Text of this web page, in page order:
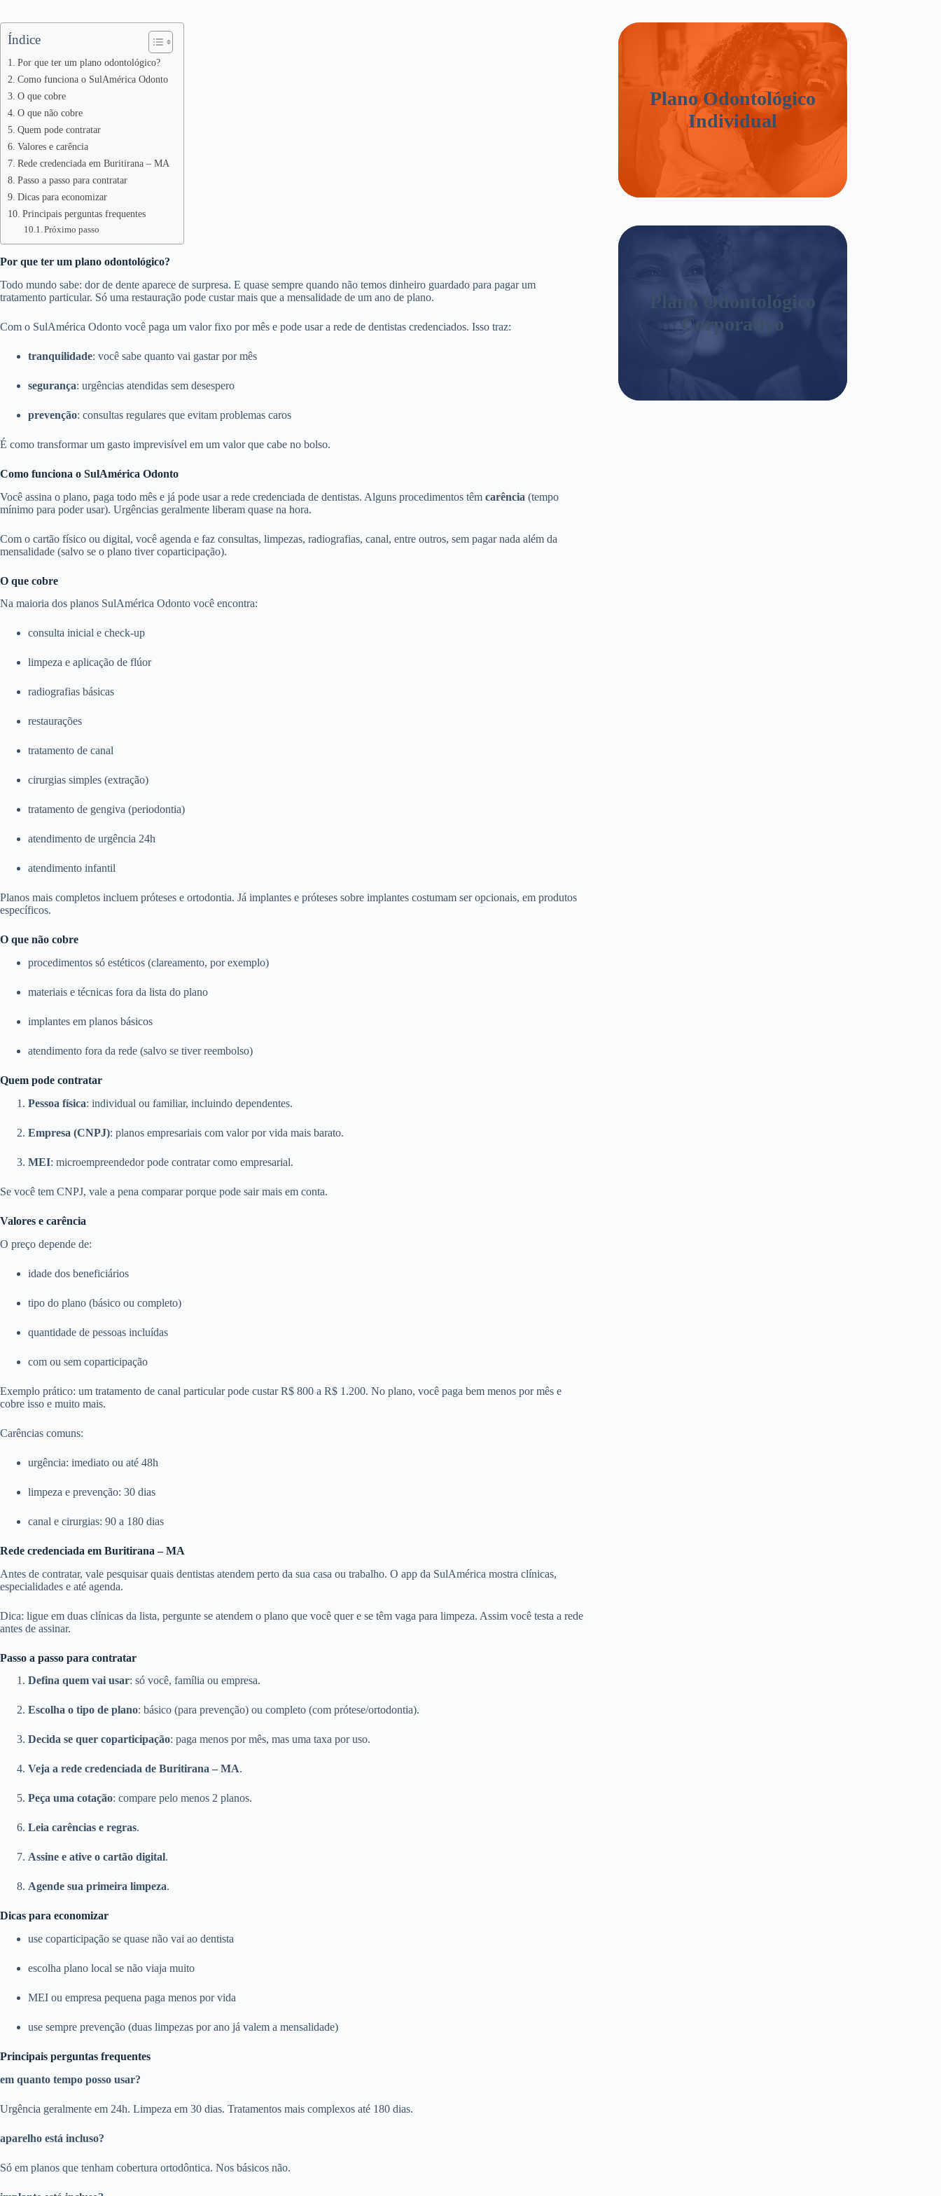
Índice
Por que ter um plano odontológico?
Como funciona o SulAmérica Odonto
O que cobre
O que não cobre
Quem pode contratar
Valores e carência
Rede credenciada em Buritirana – MA
Passo a passo para contratar
Dicas para economizar
Principais perguntas frequentes
Próximo passo
Por que ter um plano odontológico?
Todo mundo sabe: dor de dente aparece de surpresa. E quase sempre quando não temos dinheiro guardado para pagar um
tratamento particular. Só uma restauração pode custar mais que a mensalidade de um ano de plano.
Com o SulAmérica Odonto você paga um valor fixo por mês e pode usar a rede de dentistas credenciados. Isso traz:
tranquilidade: você sabe quanto vai gastar por mês
segurança: urgências atendidas sem desespero
prevenção: consultas regulares que evitam problemas caros
É como transformar um gasto imprevisível em um valor que cabe no bolso.
Como funciona o SulAmérica Odonto
Você assina o plano, paga todo mês e já pode usar a rede credenciada de dentistas. Alguns procedimentos têm carência (tempo
mínimo para poder usar). Urgências geralmente liberam quase na hora.
Com o cartão físico ou digital, você agenda e faz consultas, limpezas, radiografias, canal, entre outros, sem pagar nada além da
mensalidade (salvo se o plano tiver coparticipação).
O que cobre
Na maioria dos planos SulAmérica Odonto você encontra:
consulta inicial e check-up
limpeza e aplicação de flúor
radiografias básicas
restaurações
tratamento de canal
cirurgias simples (extração)
tratamento de gengiva (periodontia)
atendimento de urgência 24h
atendimento infantil
Planos mais completos incluem próteses e ortodontia. Já implantes e próteses sobre implantes costumam ser opcionais, em produtos
específicos.
O que não cobre
procedimentos só estéticos (clareamento, por exemplo)
materiais e técnicas fora da lista do plano
implantes em planos básicos
atendimento fora da rede (salvo se tiver reembolso)
Quem pode contratar
Pessoa física: individual ou familiar, incluindo dependentes.
Empresa (CNPJ): planos empresariais com valor por vida mais barato.
MEI: microempreendedor pode contratar como empresarial.
Se você tem CNPJ, vale a pena comparar porque pode sair mais em conta.
Valores e carência
O preço depende de:
idade dos beneficiários
tipo do plano (básico ou completo)
quantidade de pessoas incluídas
com ou sem coparticipação
Exemplo prático: um tratamento de canal particular pode custar R$ 800 a R$ 1.200. No plano, você paga bem menos por mês e
cobre isso e muito mais.
Carências comuns:
urgência: imediato ou até 48h
limpeza e prevenção: 30 dias
canal e cirurgias: 90 a 180 dias
Rede credenciada em Buritirana – MA
Antes de contratar, vale pesquisar quais dentistas atendem perto da sua casa ou trabalho. O app da SulAmérica mostra clínicas,
especialidades e até agenda.
Dica: ligue em duas clínicas da lista, pergunte se atendem o plano que você quer e se têm vaga para limpeza. Assim você testa a rede
antes de assinar.
Passo a passo para contratar
Defina quem vai usar: só você, família ou empresa.
Escolha o tipo de plano: básico (para prevenção) ou completo (com prótese/ortodontia).
Decida se quer coparticipação: paga menos por mês, mas uma taxa por uso.
Veja a rede credenciada de Buritirana – MA.
Peça uma cotação: compare pelo menos 2 planos.
Leia carências e regras.
Assine e ative o cartão digital.
Agende sua primeira limpeza.
Dicas para economizar
use coparticipação se quase não vai ao dentista
escolha plano local se não viaja muito
MEI ou empresa pequena paga menos por vida
use sempre prevenção (duas limpezas por ano já valem a mensalidade)
Principais perguntas frequentes
em quanto tempo posso usar?
Urgência geralmente em 24h. Limpeza em 30 dias. Tratamentos mais complexos até 180 dias.
aparelho está incluso?
Só em planos que tenham cobertura ortodôntica. Nos básicos não.
Plano Odontológico
Individual
Plano Odontológico
Corporativo